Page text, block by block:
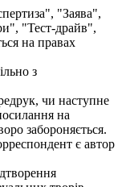
"Заява",
"Тест-драйв",
на правах
з
чи наступне
на
забороняється.
є автор